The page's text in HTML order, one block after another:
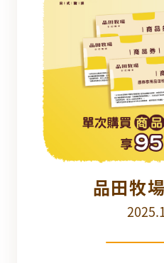
品田牧